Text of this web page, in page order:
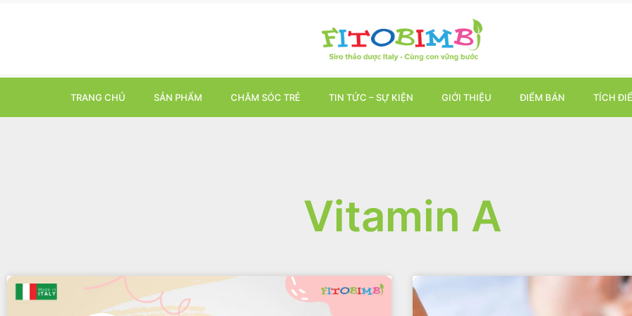
TRANG CHỦ SẢN PHẨM CHĂM SÓC TRẺ TIN TỨC – SỰ KIỆN GIỚI THIỆU ĐIỂM BÁN TÍCH
Vitamin A